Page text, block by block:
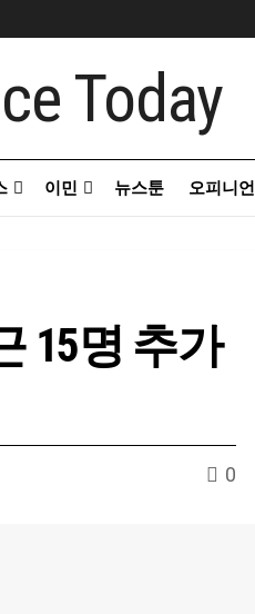
이민 뉴스툰 오피니언
15명 추가
0